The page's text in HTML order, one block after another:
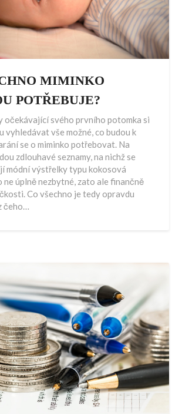
MIMINKO
POTŘEBUJE?
očekávající svého prvního potomka si
vyhledávat vše možné, co budou k
se o miminko potřebovat. Na
zdlouhavé seznamy, na nichž se
módní výstřelky typu kokosová
ne úplně nezbytné, zato ale finančně
Co všechno je tedy opravdu
čeho…